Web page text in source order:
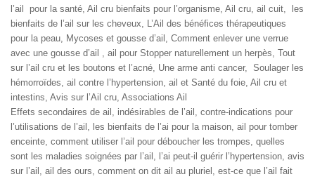
l’ail pour la santé, Ail cru bienfaits pour l’organisme, Ail cru, ail cuit, les
bienfaits de l’ail sur les cheveux, L’Ail des bénéfices thérapeutiques
pour la peau, Mycoses et gousse d’ail, Comment enlever une verrue
avec une gousse d’ail , ail pour Stopper naturellement un herpès, Tout
sur l’ail cru et les boutons et l’acné, Une arme anti cancer, Soulager les
hémorroïdes, ail contre l’hypertension, ail et Santé du foie, Ail cru et
intestins, Avis sur l’Ail cru, Associations Ail
Effets secondaires de ail, indésirables de l’ail, contre-indications pour
l’utilisations de l’ail, les bienfaits de l’ai pour la maison, ail pour tomber
enceinte, comment utiliser l’ail pour déboucher les trompes, quelles
sont les maladies soignées par l’ail, l’ai peut-il guérir l’hypertension, avis
sur l’ail, ail des ours, comment on dit ail au pluriel, est-ce que l’ail fait